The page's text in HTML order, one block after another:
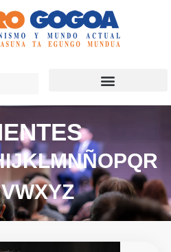
IJKLMNÑOPQR
VWXYZ